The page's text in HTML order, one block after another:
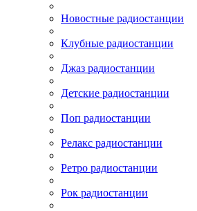
Новостные радиостанции
Клубные радиостанции
Джаз радиостанции
Детские радиостанции
Поп радиостанции
Релакс радиостанции
Ретро радиостанции
Рок радиостанции